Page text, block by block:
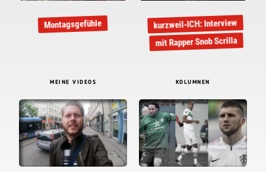
Montagsgefühle kurzweil-ICH: Interview
mit Rapper Snob Scrilla
MEINE VIDEOS KOLUMNEN